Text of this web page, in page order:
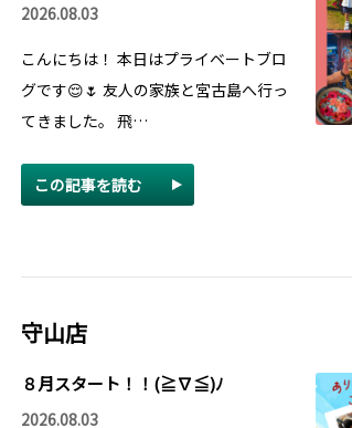
2026.08.03
こんにちは！ 本日はプライベートブロ
グです😌🌷 友人の家族と宮古島へ行っ
てきました。 飛…
この記事を読む
守山店
８月スタート！！(≧∇≦)ﾉ
2026.08.03